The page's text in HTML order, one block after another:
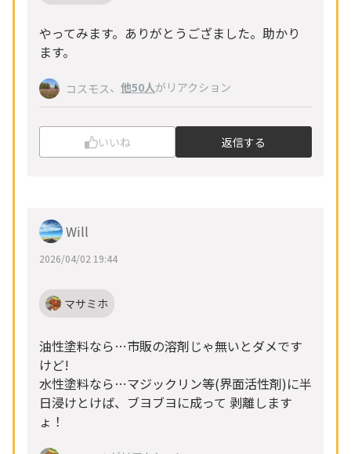
やってみます。ありがとうござました。助かり
ます。
コスモス、 他50人がリアクション
いいね 返信する
Will
2026/04/02 19:44
マサミホ
油性塗料なら…市販の溶剤じゃ無いとダメです
けど!
水性塗料なら…マジックリン等(界面活性剤)に半
日浸けとけば、ブヨブヨに成って 剥離します
ょ！